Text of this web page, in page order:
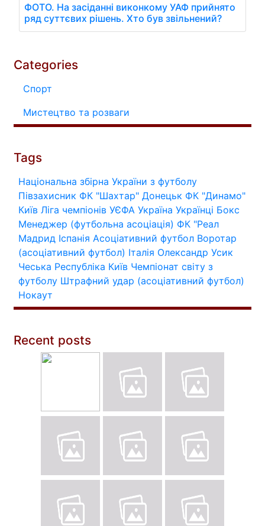
ФОТО. На засіданні виконкому УАФ прийнято
ряд суттєвих рішень. Хто був звільнений?
Categories
Спорт
Мистецтво та розваги
Tags
Національна збірна України з футболу
Півзахисник ФК "Шахтар" Донецьк ФК "Динамо"
Київ Ліга чемпіонів УЄФА Україна Українці Бокс
Менеджер (футбольна асоціація) ФК "Реал
Мадрид Іспанія Асоціативний футбол Воротар
(асоціативний футбол) Італія Олександр Усик
Чеська Республіка Київ Чемпіонат світу з
футболу Штрафний удар (асоціативний футбол)
Нокаут
Recent posts